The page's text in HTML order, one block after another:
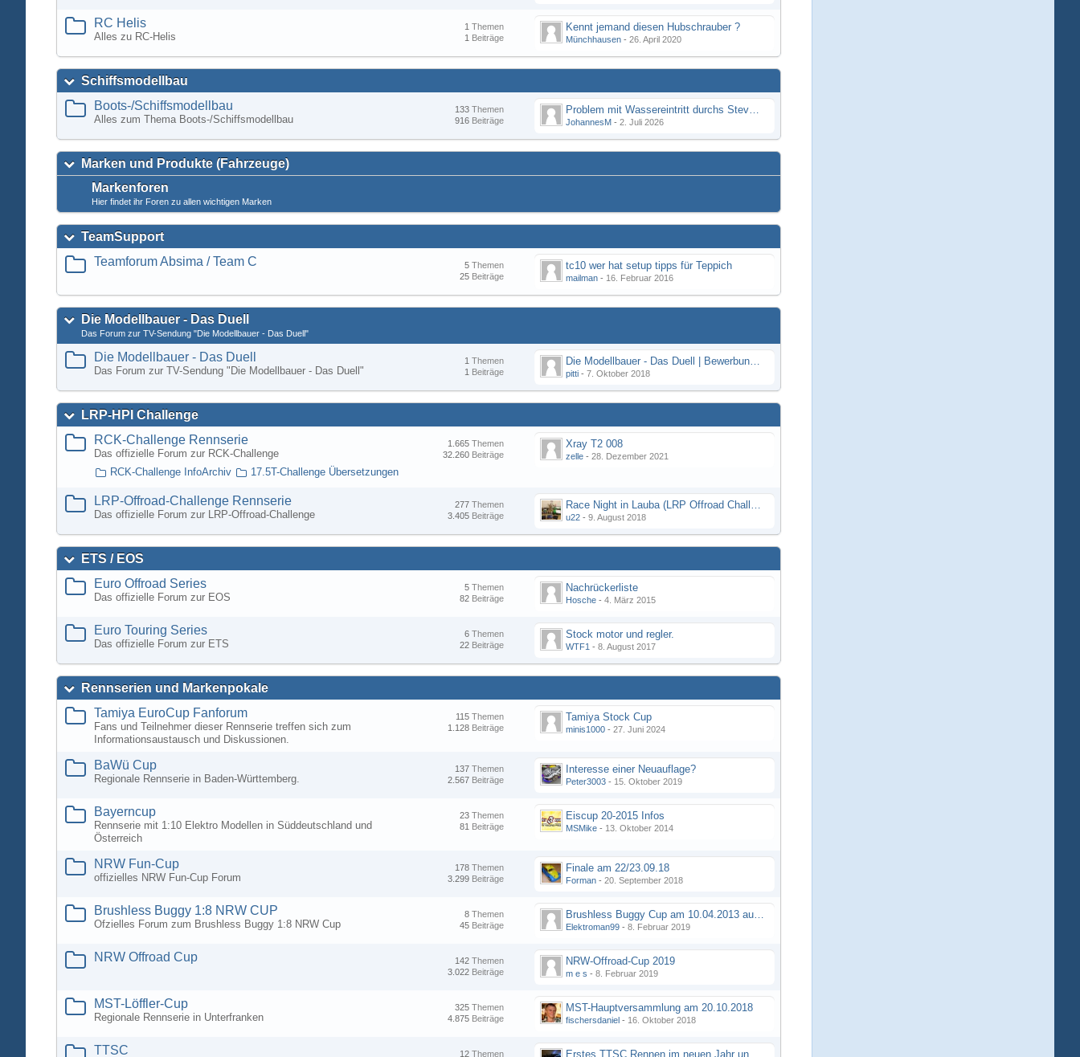
RC Helis
Alles zu RC-Helis
Themen
1
Beiträge
1
Kennt jemand diesen Hubschrauber ?
Münchhausen - 26. April 2020
Schiffsmodellbau
Boots-/Schiffsmodellbau
Alles zum Thema Boots-/Schiffsmodellbau
Themen
133
Beiträge
916
Problem mit Wassereintritt durchs Stevenrohr beim Rennboot
JohannesM - 2. Juli 2026
Marken und Produkte (Fahrzeuge)
Markenforen
Hier findet ihr Foren zu allen wichtigen Marken
TeamSupport
Teamforum Absima / Team C
Themen
5
Beiträge
25
tc10 wer hat setup tipps für Teppich
mailman - 16. Februar 2016
Die Modellbauer - Das Duell
Das Forum zur TV-Sendung "Die Modellbauer - Das Duell"
Die Modellbauer - Das Duell
Das Forum zur TV-Sendung "Die Modellbauer - Das Duell"
Themen
1
Beiträge
1
Die Modellbauer - Das Duell | Bewerbung für neue Staffel bei DMAX *Werbung*
pitti - 7. Oktober 2018
LRP-HPI Challenge
RCK-Challenge Rennserie
Das offizielle Forum zur RCK-Challenge
Themen
1.665
Beiträge
32.260
Xray T2 008
zelle - 28. Dezember 2021
RCK-Challenge InfoArchiv 17.5T-Challenge Übersetzungen
LRP-Offroad-Challenge Rennserie
Das offizielle Forum zur LRP-Offroad-Challenge
Themen
277
Beiträge
3.405
Race Night in Lauba (LRP Offroad Challenge und freie Klassen) 25/26.08
u22 - 9. August 2018
ETS / EOS
Euro Offroad Series
Das offizielle Forum zur EOS
Themen
5
Beiträge
82
Nachrückerliste
Hosche - 4. März 2015
Euro Touring Series
Das offizielle Forum zur ETS
Themen
6
Beiträge
22
Stock motor und regler.
WTF1 - 8. August 2017
Rennserien und Markenpokale
Tamiya EuroCup Fanforum
Fans und Teilnehmer dieser Rennserie treffen sich zum
Informationsaustausch und Diskussionen.
Themen
115
Beiträge
1.128
Tamiya Stock Cup
minis1000 - 27. Juni 2024
BaWü Cup
Regionale Rennserie in Baden-Württemberg.
Themen
137
Beiträge
2.567
Interesse einer Neuauflage?
Peter3003 - 15. Oktober 2019
Bayerncup
Rennserie mit 1:10 Elektro Modellen in Süddeutschland und
Österreich
Themen
23
Beiträge
81
Eiscup 20-2015 Infos
MSMike - 13. Oktober 2014
NRW Fun-Cup
offizielles NRW Fun-Cup Forum
Themen
178
Beiträge
3.299
Finale am 22/23.09.18
Forman - 20. September 2018
Brushless Buggy 1:8 NRW CUP
Ofzielles Forum zum Brushless Buggy 1:8 NRW Cup
Themen
8
Beiträge
45
Brushless Buggy Cup am 10.04.2013 auf der Intermodellbau in Dortmund
Elektroman99 - 8. Februar 2019
NRW Offroad Cup Themen
142
Beiträge
3.022
NRW-Offroad-Cup 2019
m e s - 8. Februar 2019
MST-Löffler-Cup
Regionale Rennserie in Unterfranken
Themen
325
Beiträge
4.875
MST-Hauptversammlung am 20.10.2018
fischersdaniel - 16. Oktober 2018
TTSC Themen
12